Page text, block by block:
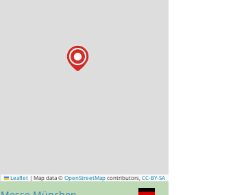
Leaflet | Map data © OpenStreetMap contributors, CC-BY-SA